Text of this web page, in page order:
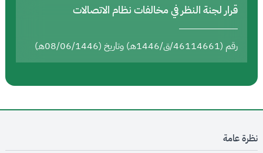
قرار لجنة النظر في مخالفات نظام الاتصالات
رقم (46114661/ق/1446هـ) وتاريخ (08/06/1446هـ)
نظرة عامة